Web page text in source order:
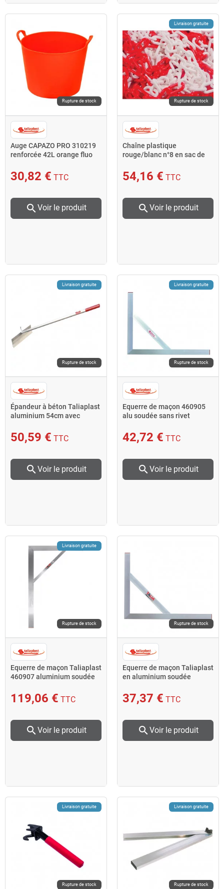
Rupture de stock
Auge CAPAZO PRO 310219
renforcée 42L orange fluo
30,82 € TTC
search Voir le produit
Livraison gratuite
Rupture de stock
Chaîne plastique
rouge/blanc n°8 en sac de
54,16 € TTC
search Voir le produit
Livraison gratuite
Rupture de stock
Épandeur à béton Taliaplast
aluminium 54cm avec
50,59 € TTC
search Voir le produit
Livraison gratuite
Rupture de stock
Equerre de maçon 460905
alu soudée sans rivet
42,72 € TTC
search Voir le produit
Livraison gratuite
Rupture de stock
Equerre de maçon Taliaplast
460907 aluminium soudée
119,06 € TTC
search Voir le produit
Rupture de stock
Equerre de maçon Taliaplast
en aluminium soudée
37,37 € TTC
search Voir le produit
Livraison gratuite
Rupture de stock
Livraison gratuite
Rupture de stock